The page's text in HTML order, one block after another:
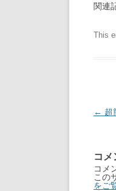
関連
This
Post
← 超
コメ
コメ
この
をご